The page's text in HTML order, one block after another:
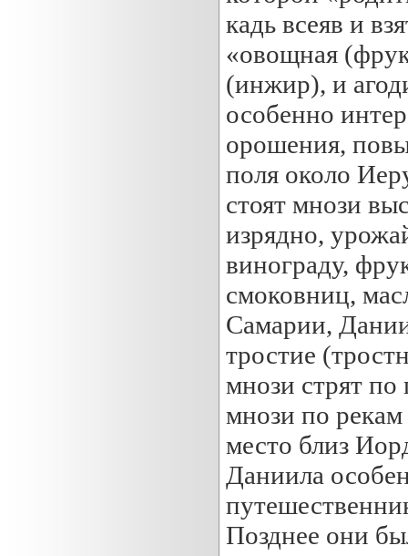
кадь всеяв и
«овощная
(инжир), и
особенно
орошения,
поля около
стоят мнози
изрядно,
винограду,
смоковниц,
Самарии,
тростие
мнози стрят по
мнози по рекам
место близ
Даниила
Позднее они